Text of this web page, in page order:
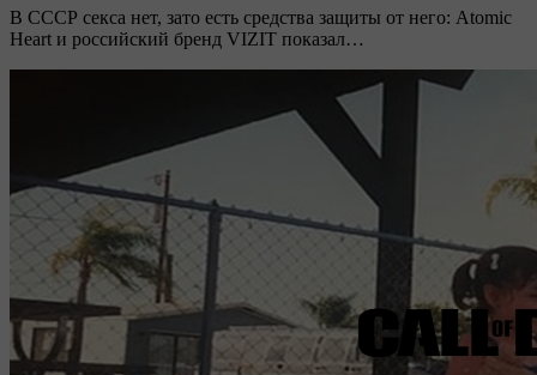
В СССР секса нет, зато есть средства защиты от него: Atomic
Heart и российский бренд VIZIT показал…